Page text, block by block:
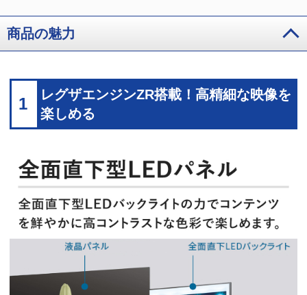
商品の魅力
1
レグザエンジンZR搭載！高精細な映像を
楽しめる